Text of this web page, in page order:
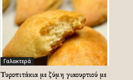
Γαλακτερά
Τυροπιτάκια με ζύμη γιαουρτιού με